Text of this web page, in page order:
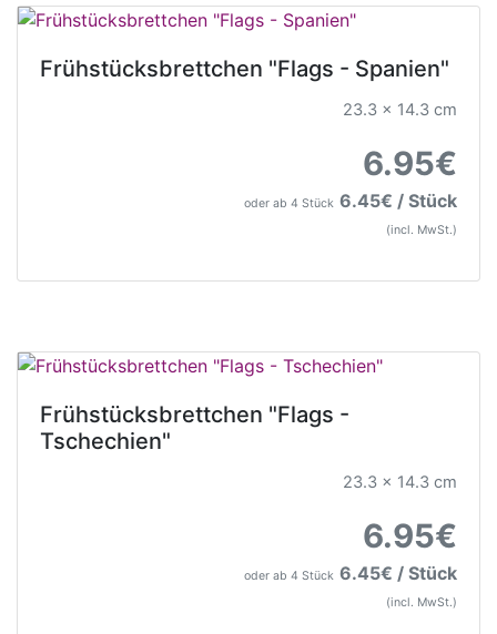
Frühstücksbrettchen "Flags - Spanien"
23.3 x 14.3 cm
6.95€
oder ab 4 Stück 6.45€ / Stück
(incl. MwSt.)
Frühstücksbrettchen "Flags -
Tschechien"
23.3 x 14.3 cm
6.95€
oder ab 4 Stück 6.45€ / Stück
(incl. MwSt.)